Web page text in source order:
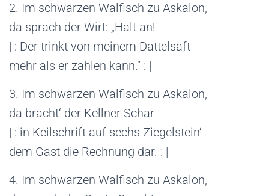
2. Im schwarzen Walfisch zu Askalon,
da sprach der Wirt: „Halt an!
| : Der trinkt von meinem Dattelsaft
mehr als er zahlen kann.“ : |
3. Im schwarzen Walfisch zu Askalon,
da bracht‘ der Kellner Schar
| : in Keilschrift auf sechs Ziegelstein‘
dem Gast die Rechnung dar. : |
4. Im schwarzen Walfisch zu Askalon,